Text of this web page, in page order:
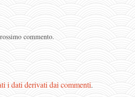
commento.
i dati derivati dai commenti.